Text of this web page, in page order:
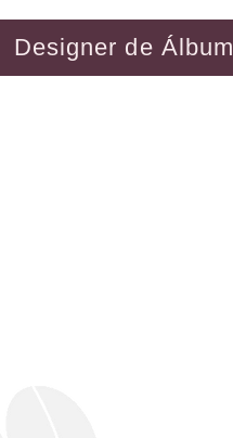
Designer de Álbum